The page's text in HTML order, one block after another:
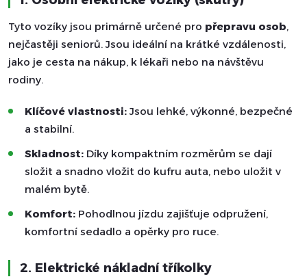
Tyto vozíky jsou primárně určené pro přepravu osob,
nejčastěji seniorů. Jsou ideální na krátké vzdálenosti,
jako je cesta na nákup, k lékaři nebo na návštěvu
rodiny.
Klíčové vlastnosti:Jsou lehké, výkonné, bezpečné
a stabilní.
Skladnost: Díky kompaktním rozměrům se dají
složit a snadno vložit do kufru auta, nebo uložit v
malém bytě.
Komfort: Pohodlnou jízdu zajišťuje odpružení,
komfortní sedadlo a opěrky pro ruce.
2. Elektrické nákladní tříkolky